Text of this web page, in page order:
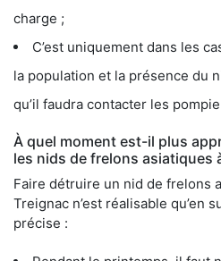
charge ;
C’est uniquement dans les
la population et la présence du
qu’il faudra contacter les
À quel moment est-il plus
les nids de frelons asiatiques
Faire détruire un nid de frelons
Treignac n’est réalisable qu’en
précise :